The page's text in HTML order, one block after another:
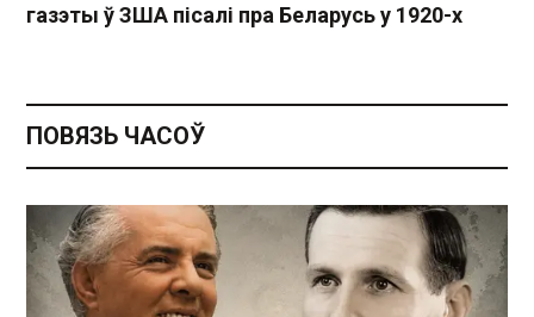
газэты ў ЗША пісалі пра Беларусь у 1920-х
ПОВЯЗЬ ЧАСОЎ